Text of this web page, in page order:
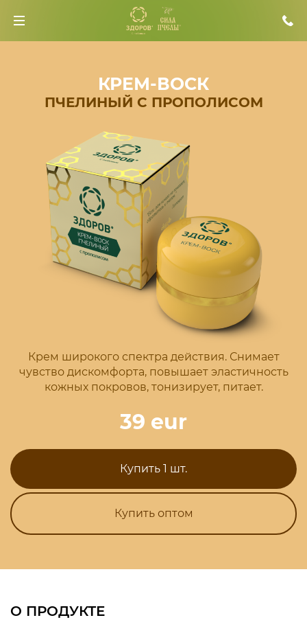
КРЕМ-ВОСК
ПЧЕЛИНЫЙ С ПРОПОЛИСОМ
Крем широкого спектра действия. Снимает
чувство дискомфорта, повышает эластичность
кожных покровов, тонизирует, питает.
39 eur
Купить 1 шт.
Купить оптом
О ПРОДУКТЕ